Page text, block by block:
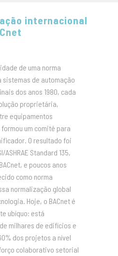
internacional
de uma norma
sistemas de automação
dos anos 1980, cada
proprietária,
equipamentos
formou um comité para
O resultado foi
ASHRAE Standard 135,
e poucos anos
como norma
normalização global
Hoje, o BACnet é
ubíquo: está
milhares de edifícios e
dos projetos a nível
colaborativo setorial